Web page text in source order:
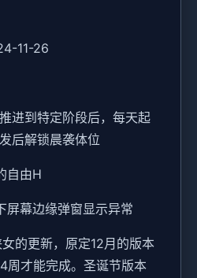
11-26
进到特定阶段后，每天起
后解锁晨袭体位
自由H
屏幕边缘弹窗显示异常
的更新，原定12月的版本
周才能完成。圣诞节版本